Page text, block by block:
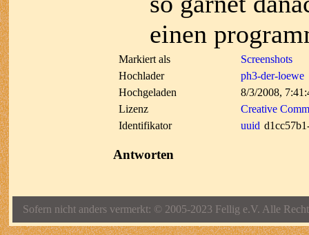
einen
Markiert als
Screenshots
Hochlader
ph3-der-loewe
Hochgeladen
8/3/2008,
Lizenz
Creative
Identifikator
uuid
Antworten
Sofern nicht anders vermerkt: © 2005-2023 Fellig e.V. Alle